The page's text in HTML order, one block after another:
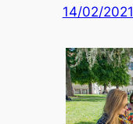
14/02/2021